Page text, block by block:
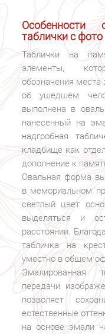
Особенности
таблички с фото
Таблички на
элементы,
обозначения места
об ушедшем
выполнена в
нанесенный на
надгробная
кладбище как
дополнение к
Овальная форма
в мемориальном
светлый цвет
выделяться и
расстоянии.
табличка на
уместно в общем
Эмалированная
передачи
позволяет
естественные
на основе эмали